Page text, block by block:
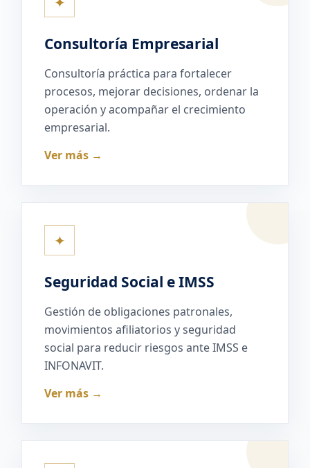
Consultoría Empresarial
Consultoría práctica para fortalecer
procesos, mejorar decisiones, ordenar la
operación y acompañar el crecimiento
empresarial.
Ver más →
✦
Seguridad Social e IMSS
Gestión de obligaciones patronales,
movimientos afiliatorios y seguridad
social para reducir riesgos ante IMSS e
INFONAVIT.
Ver más →